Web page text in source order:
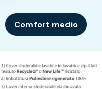
Comfort medio